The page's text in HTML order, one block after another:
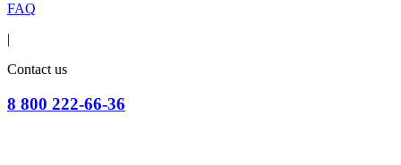
FAQ
|
Contact us
8 800 222-66-36